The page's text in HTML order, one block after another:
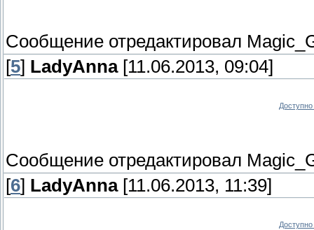
Сообщение отредактировал
[5] LadyAnna[11.06.2013, 09:04]
Сообщение отредактировал
[6] LadyAnna[11.06.2013, 11:39]